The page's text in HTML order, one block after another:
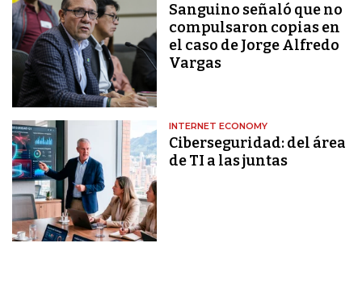
Sanguino señaló que no
compulsaron copias en
el caso de Jorge Alfredo
Vargas
INTERNET ECONOMY
Ciberseguridad: del área
de TI a las juntas